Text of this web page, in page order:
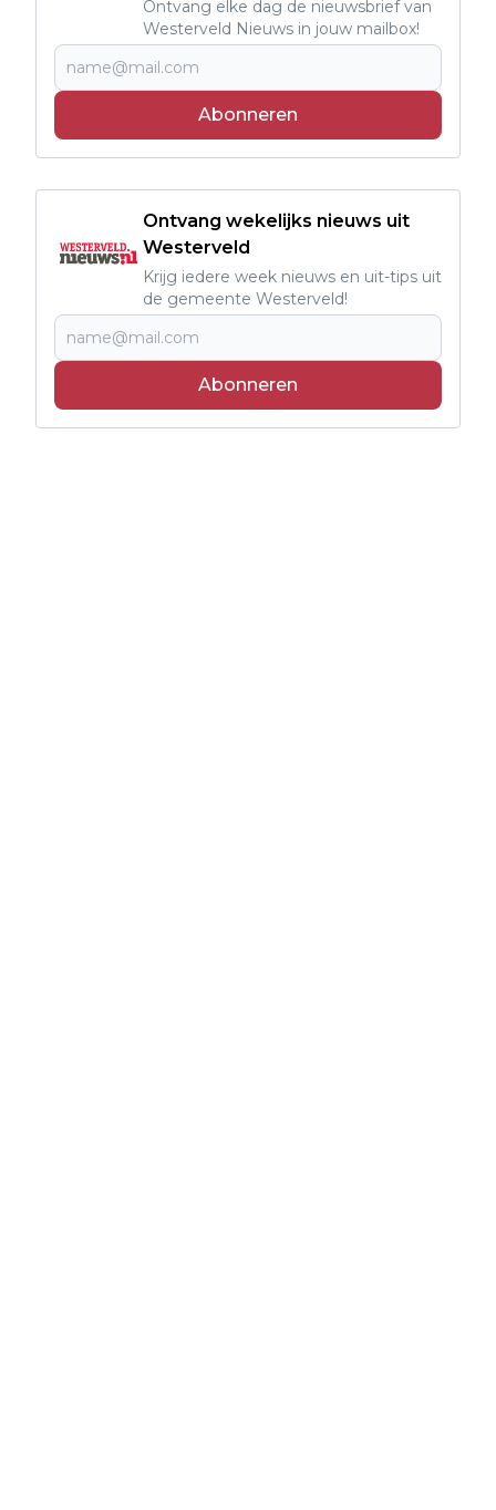
Ontvang elke dag de nieuwsbrief van
Westerveld Nieuws in jouw mailbox!
Abonneren
Ontvang wekelijks nieuws uit
Westerveld
Krijg iedere week nieuws en uit-tips uit
de gemeente Westerveld!
Abonneren